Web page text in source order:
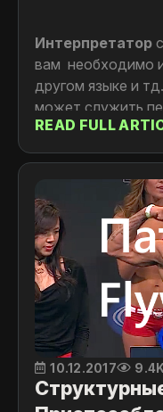
Интерпретатор
вам необходимо
другом языке и
может служить
арабские.
READ FULL
10.12.2017